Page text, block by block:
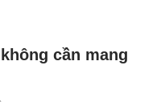
cần mang